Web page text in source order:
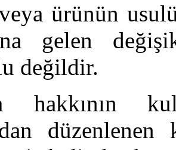
ürünün
gelen
değildir.
hakkının